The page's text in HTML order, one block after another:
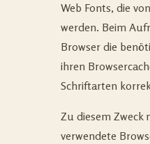
Web Fonts, die
werden. Beim
Browser die
ihren
Schriftarten
Zu diesem Zweck
verwendete